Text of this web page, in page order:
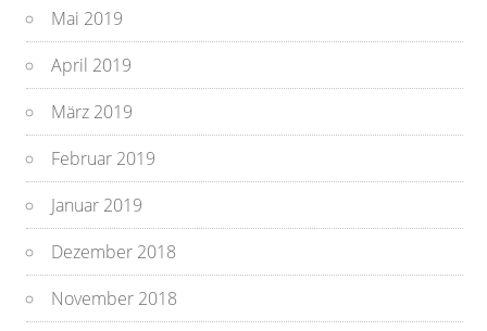
Mai 2019
April 2019
März 2019
Februar 2019
Januar 2019
Dezember 2018
November 2018